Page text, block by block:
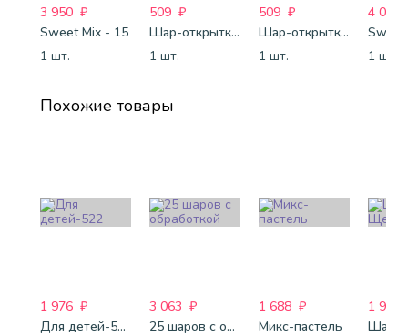
3 950 ₽
Sweet Mix - 15
1 шт.
509 ₽
Шар-открытка "Звезда" (45 см) - 1
1 шт.
509 ₽
Шар-открытка "Сердце" (45 см) - 2
1 шт.
4 088
1 шт.
Похожие товары
1 976 ₽
Для детей-522
3 063 ₽
25 шаров с обработкой
1 688 ₽
Микс-пастель
1 920